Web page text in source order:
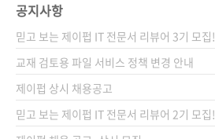
공지사항
믿고 보는 제이펍 IT 전문서 리뷰어 3기 모집!
교재 검토용 파일 서비스 정책 변경 안내
제이펍 상시 채용공고
믿고 보는 제이펍 IT 전문서 리뷰어 2기 모집!